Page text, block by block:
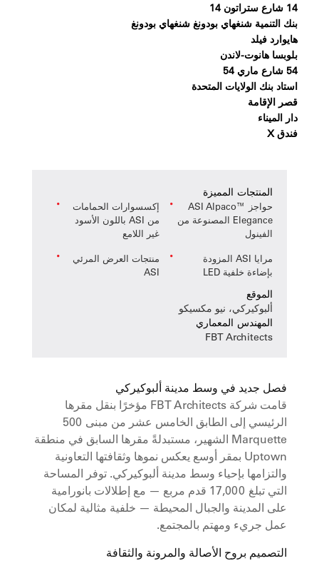
14 شارع ستراتون 14
بنك التنمية شنغهاي بودونغ شنغهاي بودونغ
هايوارد فيلد
بلوبسا هانوت-لاندن
54 شارع ماري 54
استاد بنك الولايات المتحدة
قصر الإقامة
دار الميناء
فندق X
المنتجات المميزة
حواجز ASI Alpaco™
Elegance المصنوعة من
الفينول
إكسسوارات الحمامات
من ASI باللون الأسود
غير اللامع
مرايا ASI المزودة
بإضاءة خلفية LED
منتجات العرض المرئي
ASI
الموقع
ألبوكيركي، نيو مكسيكو
المهندس المعماري
FBT Architects
فصل جديد في وسط مدينة ألبوكيركي
قامت شركة FBT Architects مؤخرًا بنقل مقرها
الرئيسي إلى الطابق الخامس عشر من مبنى 500
Marquette الشهير، مستبدلةً مقرها السابق في منطقة
Uptown بمقر أوسع يعكس نموها وثقافتها التعاونية
والتزامها بإحياء وسط مدينة ألبوكيركي. توفر المساحة
التي تبلغ 17,000 قدم مربع — مع إطلالات بانورامية
على المدينة والجبال المحيطة — خلفية مثالية لمكان
عمل جريء ومهتم بالمجتمع.
التصميم بروح الأصالة والمرونة والثقافة